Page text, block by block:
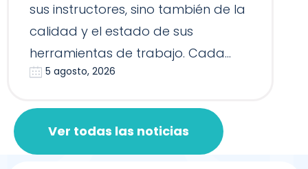
sus instructores, sino también de la
calidad y el estado de sus
herramientas de trabajo. Cada
Reformer, Silla…
5 agosto, 2026
Ver todas las noticias